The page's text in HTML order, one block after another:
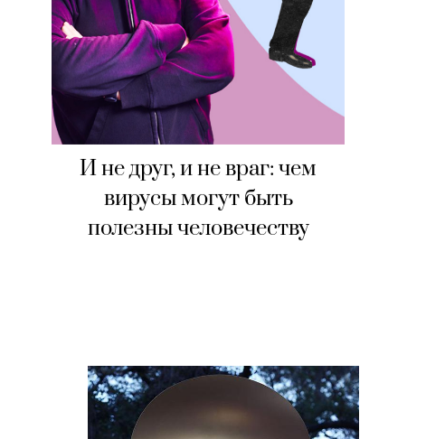
И не друг, и не враг: чем
вирусы могут быть
полезны человечеству